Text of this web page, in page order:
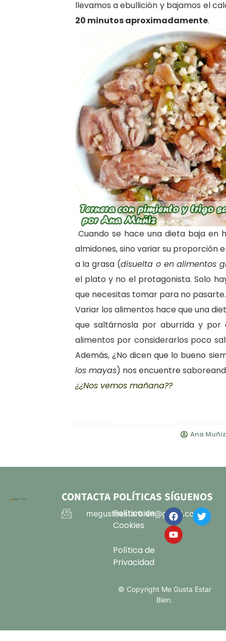
llevamos a ebullición y bajamos el
20 minutos aproximadamente.
Cuando se hace una dieta baja en
almidones, sino variar su proporción
a la grasa (disuelta o en alimentos
el plato y no el protagonista. Solo
que necesitas tomar para no pasarte.
Variar los alimentos hace que una
que saltárnosla por aburrida y por
alimentos por considerarlos poco
Además, ¿No dicen que lo bueno
los mayas) nos encuentre
¿¿Nos vemos mañana??
Ana Muñiz
CONTACTA
megustaestarbien@gmail.com
POLÍTICAS
Política de
Cookies
Política de
Privacidad
SÍGUENOS
© Copyright Me Gusta Estar
Bien.